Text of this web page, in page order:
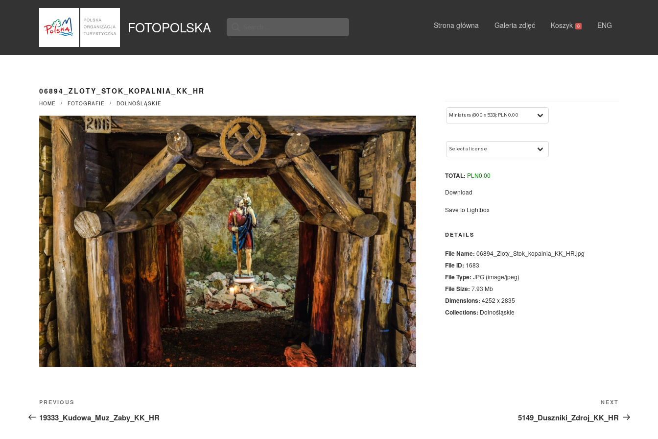
FOTOPOLSKA
Search
for:
Strona główna Galeria zdjęć Koszyk 0 ENG
06894_ZLOTY_STOK_KOPALNIA_KK_HR
HOME FOTOGRAFIE DOLNOŚLĄSKIE
TOTAL: PLN0.00
Download
Save to Lightbox
DETAILS
File Name: 06894_Zloty_Stok_kopalnia_KK_HR.jpg
File ID: 1683
File Type: JPG (image/jpeg)
File Size: 7.93 Mb
Dimensions: 4252 x 2835
Collections: Dolnośląskie
Nawigacja
wpisu
Previous
Post
PREVIOUS
19333_Kudowa_Muz_Zaby_KK_HR
Post
NEXT
5149_Duszniki_Zdroj_KK_HR
Panel zarządzania plikami cookies